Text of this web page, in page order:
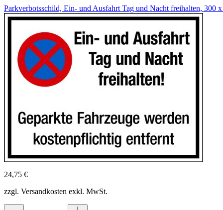
Parkverbotsschild, Ein- und Ausfahrt Tag und Nacht freihalten, 300
24,75 €
zzgl. Versandkosten exkl. MwSt.